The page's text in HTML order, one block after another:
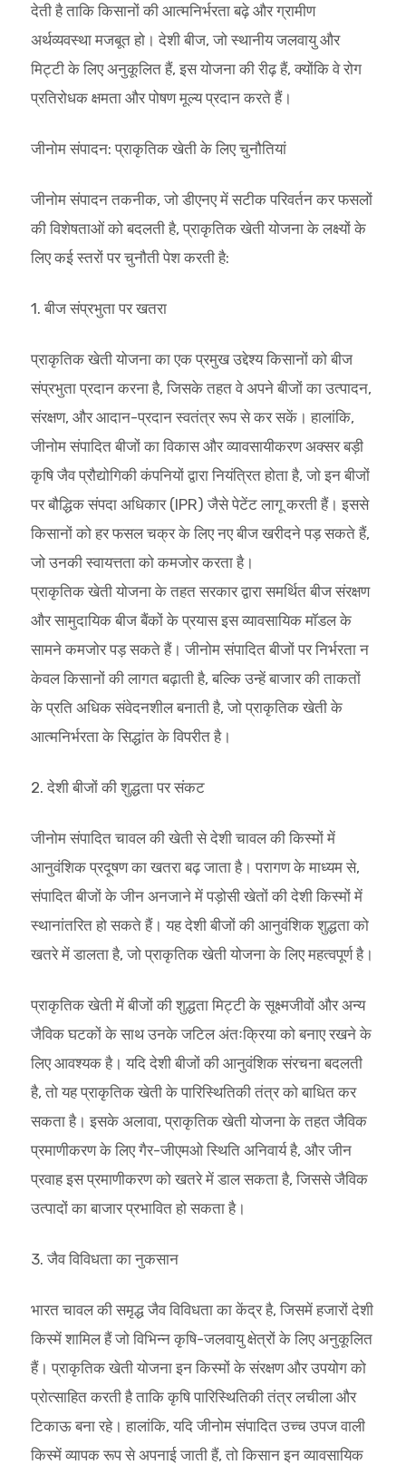
देती है ताकि किसानों की आत्मनिर्भरता बढ़े और ग्रामीण
अर्थव्यवस्था मजबूत हो। देशी बीज, जो स्थानीय जलवायु और
मिट्टी के लिए अनुकूलित हैं, इस योजना की रीढ़ हैं, क्योंकि वे रोग
प्रतिरोधक क्षमता और पोषण मूल्य प्रदान करते हैं।
जीनोम संपादन: प्राकृतिक खेती के लिए चुनौतियां
जीनोम संपादन तकनीक, जो डीएनए में सटीक परिवर्तन कर फसलों
की विशेषताओं को बदलती है, प्राकृतिक खेती योजना के लक्ष्यों के
लिए कई स्तरों पर चुनौती पेश करती है:
1. बीज संप्रभुता पर खतरा
प्राकृतिक खेती योजना का एक प्रमुख उद्देश्य किसानों को बीज
संप्रभुता प्रदान करना है, जिसके तहत वे अपने बीजों का उत्पादन,
संरक्षण, और आदान-प्रदान स्वतंत्र रूप से कर सकें। हालांकि,
जीनोम संपादित बीजों का विकास और व्यावसायीकरण अक्सर बड़ी
कृषि जैव प्रौद्योगिकी कंपनियों द्वारा नियंत्रित होता है, जो इन बीजों
पर बौद्धिक संपदा अधिकार (IPR) जैसे पेटेंट लागू करती हैं। इससे
किसानों को हर फसल चक्र के लिए नए बीज खरीदने पड़ सकते हैं,
जो उनकी स्वायत्तता को कमजोर करता है।
प्राकृतिक खेती योजना के तहत सरकार द्वारा समर्थित बीज संरक्षण
और सामुदायिक बीज बैंकों के प्रयास इस व्यावसायिक मॉडल के
सामने कमजोर पड़ सकते हैं। जीनोम संपादित बीजों पर निर्भरता न
केवल किसानों की लागत बढ़ाती है, बल्कि उन्हें बाजार की ताकतों
के प्रति अधिक संवेदनशील बनाती है, जो प्राकृतिक खेती के
आत्मनिर्भरता के सिद्धांत के विपरीत है।
2. देशी बीजों की शुद्धता पर संकट
जीनोम संपादित चावल की खेती से देशी चावल की किस्मों में
आनुवंशिक प्रदूषण का खतरा बढ़ जाता है। परागण के माध्यम से,
संपादित बीजों के जीन अनजाने में पड़ोसी खेतों की देशी किस्मों में
स्थानांतरित हो सकते हैं। यह देशी बीजों की आनुवंशिक शुद्धता को
खतरे में डालता है, जो प्राकृतिक खेती योजना के लिए महत्वपूर्ण है।
प्राकृतिक खेती में बीजों की शुद्धता मिट्टी के सूक्ष्मजीवों और अन्य
जैविक घटकों के साथ उनके जटिल अंतःक्रिया को बनाए रखने के
लिए आवश्यक है। यदि देशी बीजों की आनुवंशिक संरचना बदलती
है, तो यह प्राकृतिक खेती के पारिस्थितिकी तंत्र को बाधित कर
सकता है। इसके अलावा, प्राकृतिक खेती योजना के तहत जैविक
प्रमाणीकरण के लिए गैर-जीएमओ स्थिति अनिवार्य है, और जीन
प्रवाह इस प्रमाणीकरण को खतरे में डाल सकता है, जिससे जैविक
उत्पादों का बाजार प्रभावित हो सकता है।
3. जैव विविधता का नुकसान
भारत चावल की समृद्ध जैव विविधता का केंद्र है, जिसमें हजारों देशी
किस्में शामिल हैं जो विभिन्न कृषि-जलवायु क्षेत्रों के लिए अनुकूलित
हैं। प्राकृतिक खेती योजना इन किस्मों के संरक्षण और उपयोग को
प्रोत्साहित करती है ताकि कृषि पारिस्थितिकी तंत्र लचीला और
टिकाऊ बना रहे। हालांकि, यदि जीनोम संपादित उच्च उपज वाली
किस्में व्यापक रूप से अपनाई जाती हैं, तो किसान इन व्यावसायिक